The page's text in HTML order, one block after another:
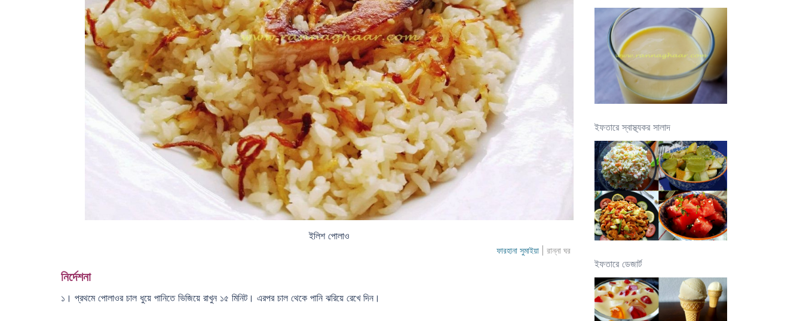
ইলিশ পোলাও
ফারহানা সুমাইয়া| রান্না ঘর
নির্দেশনা
১। প্রথমে পোলাওর চাল ধুয়ে পানিতে ভিজিয়ে রাখুন ১৫ মিনিট। এরপর চাল থেকে পানি ঝরিয়ে রেখে দিন।
ইফতারে স্বাস্থ্যকর সালাদ
ইফতারে ডেজার্ট